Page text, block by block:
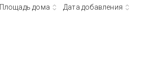
Площадь дома Дата добавления